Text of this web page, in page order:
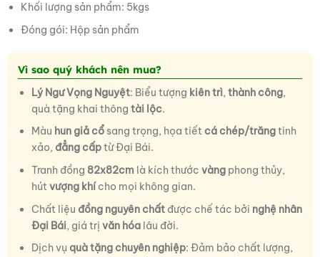
Khối lượng sản phẩm: 5kgs
Đóng gói: Hộp sản phẩm
Vì sao quý khách nên mua?
Lý Ngư Vọng Nguyệt: Biểu tượng kiên trì, thành công,
quà tặng khai thông tài lộc.
Màu hun giả cổsang trọng, họa tiết cá chép/trăngtinh
xảo, đẳng cấptừ Đại Bái.
Tranh đồng 82x82cm là kích thước vàngphong thủy,
hútvượng khícho mọi không gian.
Chất liệu đồng nguyên chấtđược chế tác bởi nghệ nhân
Đại Bái, giá trị văn hóalâu đời.
Dịch vụ quà tặng chuyên nghiệp: Đảm bảo chất lượng,